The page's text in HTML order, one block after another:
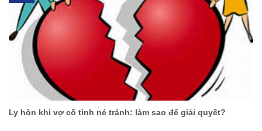
Ly hôn khi vợ cố tình né tránh: làm sao để giải quyết?